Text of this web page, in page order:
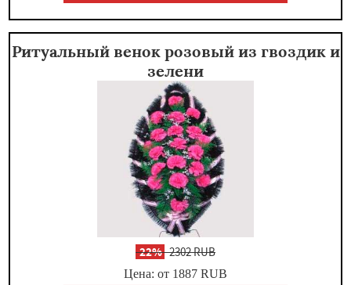
Ритуальный венок розовый из гвоздик и
зелени
-22%2302 RUB
Цена: от 1887 RUB